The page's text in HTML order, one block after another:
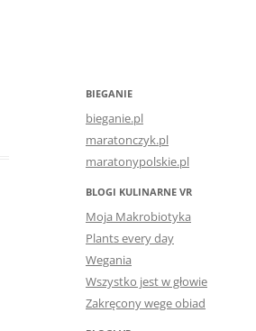
BIEGANIE
bieganie.pl
maratonczyk.pl
maratonypolskie.pl
BLOGI KULINARNE VR
Moja Makrobiotyka
Plants every day
Wegania
Wszystko jest w głowie
Zakręcony wege obiad